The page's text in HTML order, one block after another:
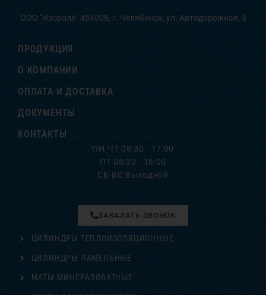
ООО "Изоролл" 454008, г. Челябинск, ул. Автодорожная, 5
ПРОДУКЦИЯ
О КОМПАНИИ
ОПЛАТА И ДОСТАВКА
ДОКУМЕНТЫ
КОНТАКТЫ
ПН-ЧТ 08:30 - 17:00
ПТ 08:30 - 16:00
СБ-ВС Выходной
ЦИЛИНДРЫ ТЕПЛОИЗОЛЯЦИОННЫЕ
ЦИЛИНДРЫ ЛАМЕЛЬНЫЕ
МАТЫ МИНЕРАЛОВАТНЫЕ
ЗАКАЗАТЬ ЗВОНОК